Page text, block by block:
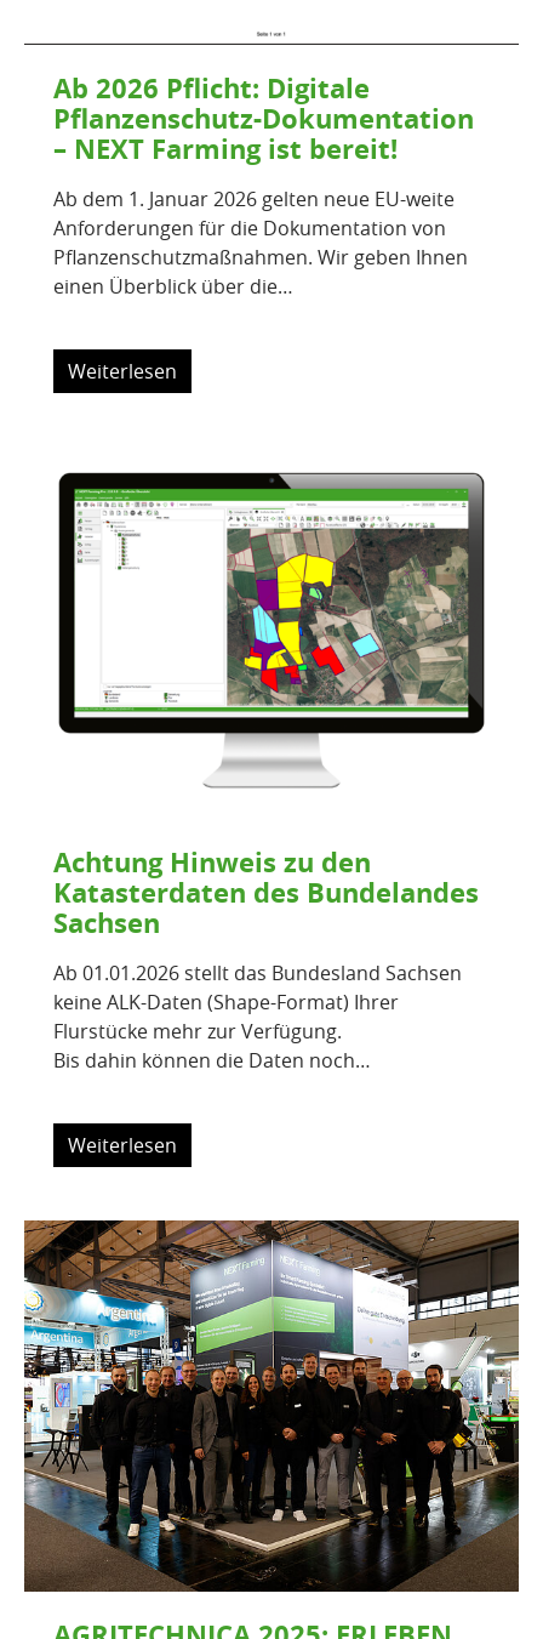
Ab 2026 Pflicht: Digitale
Pflanzenschutz-Dokumentation
– NEXT Farming ist bereit!
Ab dem 1. Januar 2026 gelten neue EU-weite
Anforderungen für die Dokumentation von
Pflanzenschutzmaßnahmen. Wir geben Ihnen
einen Überblick über die…
Weiterlesen
Achtung Hinweis zu den
Katasterdaten des Bundelandes
Sachsen
Ab 01.01.2026 stellt das Bundesland Sachsen
keine ALK-Daten (Shape-Format) Ihrer
Flurstücke mehr zur Verfügung.
Bis dahin können die Daten noch…
Weiterlesen